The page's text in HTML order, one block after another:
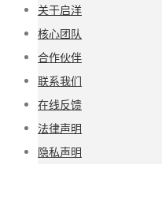
关于启洋
核心团队
合作伙伴
联系我们
在线反馈
法律声明
隐私声明